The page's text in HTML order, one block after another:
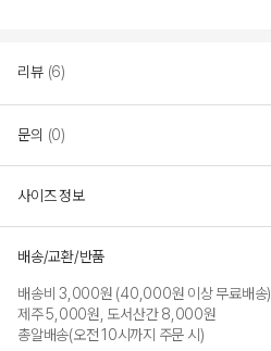
리뷰 (6)
문의 (0)
사이즈 정보
배송/교환/반품
배송비 3,000원 (40,000원 이상 무료배송)
제주 5,000원, 도서산간 8,000원
총알배송(오전 10시까지 주문 시)